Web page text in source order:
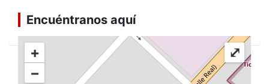
Encuéntranos aquí
+
−
⤢